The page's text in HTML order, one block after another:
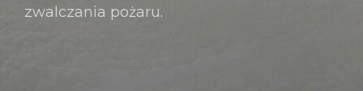
zwalczania pożaru.